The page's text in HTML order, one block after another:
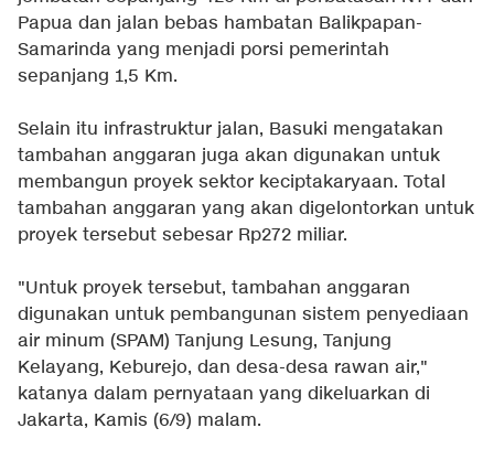
Papua dan jalan bebas hambatan Balikpapan-
Samarinda yang menjadi porsi pemerintah
sepanjang 1,5 Km.
Selain itu infrastruktur jalan, Basuki mengatakan
tambahan anggaran juga akan digunakan untuk
membangun proyek sektor keciptakaryaan. Total
tambahan anggaran yang akan digelontorkan untuk
proyek tersebut sebesar Rp272 miliar.
"Untuk proyek tersebut, tambahan anggaran
digunakan untuk pembangunan sistem penyediaan
air minum (SPAM) Tanjung Lesung, Tanjung
Kelayang, Keburejo, dan desa-desa rawan air,"
katanya dalam pernyataan yang dikeluarkan di
Jakarta, Kamis (6/9) malam.